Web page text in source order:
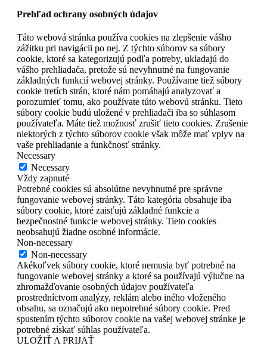
Prehľad ochrany osobných údajov
Táto webová stránka používa cookies na zlepšenie vášho
zážitku pri navigácii po nej. Z týchto súborov sa súbory
cookie, ktoré sa kategorizujú podľa potreby, ukladajú do
vášho prehliadača, pretože sú nevyhnutné na fungovanie
základných funkcií webovej stránky. Používame tiež súbory
cookie tretích strán, ktoré nám pomáhajú analyzovať a
porozumieť tomu, ako používate túto webovú stránku. Tieto
súbory cookie budú uložené v prehliadači iba so súhlasom
používateľa. Máte tiež možnosť zrušiť tieto cookies. Zrušenie
niektorých z týchto súborov cookie však môže mať vplyv na
vaše prehliadanie a funkčnosť stránky.
Necessary
Necessary
Vždy zapnuté
Potrebné cookies sú absolútne nevyhnutné pre správne
fungovanie webovej stránky. Táto kategória obsahuje iba
súbory cookie, ktoré zaisťujú základné funkcie a
bezpečnostné funkcie webovej stránky. Tieto cookies
neobsahujú žiadne osobné informácie.
Non-necessary
Non-necessary
Akékoľvek súbory cookie, ktoré nemusia byť potrebné na
fungovanie webovej stránky a ktoré sa používajú výlučne na
zhromažďovanie osobných údajov používateľa
prostredníctvom analýzy, reklám alebo iného vloženého
obsahu, sa označujú ako nepotrebné súbory cookie. Pred
spustením týchto súborov cookie na vašej webovej stránke je
potrebné získať súhlas používateľa.
ULOŽIŤ A PRIJAŤ